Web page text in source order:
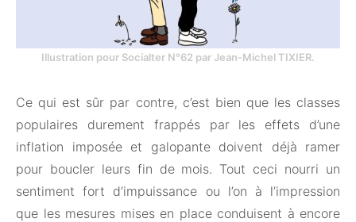
Illustration pour Socialter N°62 par Jean-Michel TIXIER.
Ce qui est sûr par contre, c’est bien que les classes
populaires durement frappés par les effets d’une
inflation imposée et galopante doivent déjà ramer
pour boucler leurs fin de mois. Tout ceci nourri un
sentiment fort d’impuissance ou l’on à l’impression
que les mesures mises en place conduisent à encore